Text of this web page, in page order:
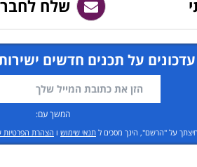
שלח לחבר
על תכנים חדשים
המשך עם:
על "הרשם", הינך מסכים ל תנאי שימוש ו הצהרת הפרטיות